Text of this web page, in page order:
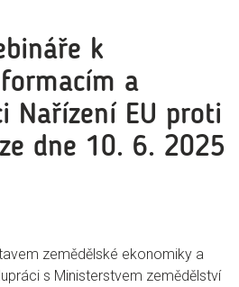
k
a
Nařízení EU proti
dne 10. 6. 2025
zemědělské ekonomiky a
s Ministerstvem zemědělství